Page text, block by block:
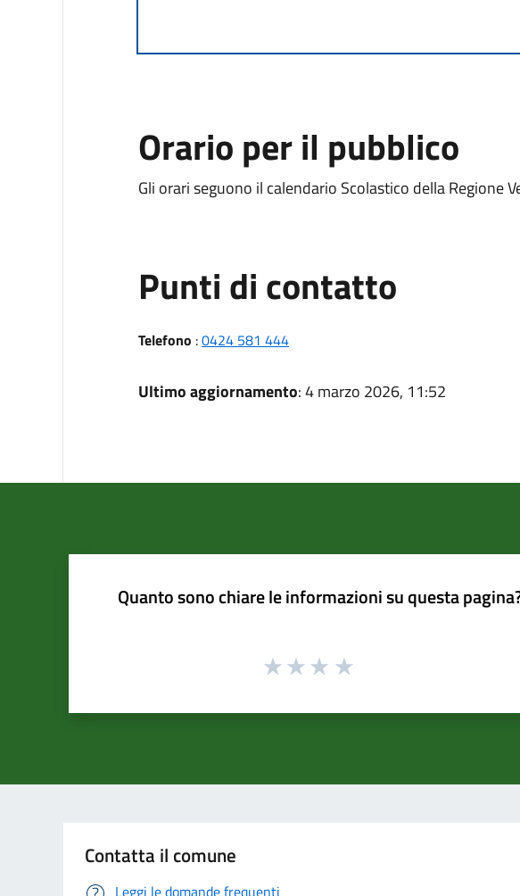
Orario per il pubblico
Gli orari seguono il calendario Scolastico della Regione
Punti di contatto
Telefono :0424 581 444
Ultimo aggiornamento: 4 marzo 2026, 11:52
Quanto sono chiare le informazioni su questa
Contatta il comune
Leggi le domande frequenti